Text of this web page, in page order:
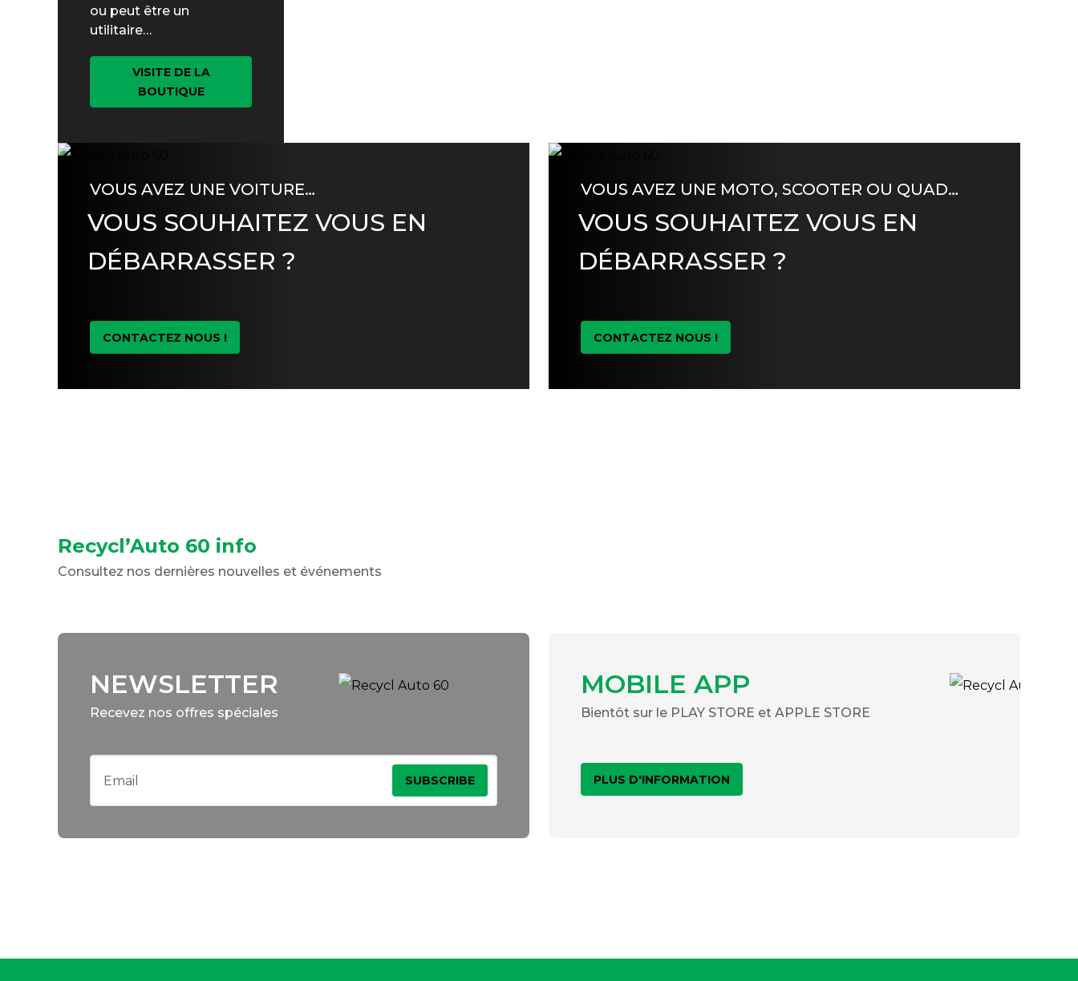
ou peut être un
utilitaire…
VISITE DE LA
BOUTIQUE
VOUS AVEZ UNE VOITURE…
VOUS SOUHAITEZ VOUS EN
DÉBARRASSER ?
CONTACTEZ NOUS !
VOUS AVEZ UNE MOTO, SCOOTER OU QUAD…
VOUS SOUHAITEZ VOUS EN
DÉBARRASSER ?
CONTACTEZ NOUS !
Recycl’Auto 60 info
Consultez nos dernières nouvelles et événements
NEWSLETTER
Recevez nos offres spéciales
MOBILE APP
Bientôt sur le PLAY STORE et APPLE STORE
PLUS D'INFORMATION